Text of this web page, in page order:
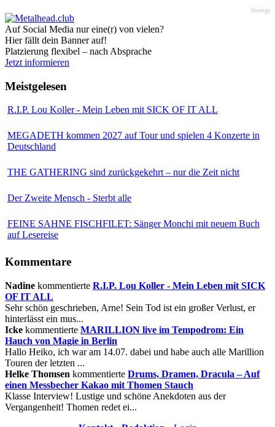
Anzeige
Auf Social Media nur eine(r) von vielen?
Hier fällt dein Banner auf!
Platzierung flexibel – nach Absprache
Jetzt informieren
Meistgelesen
R.I.P. Lou Koller - Mein Leben mit SICK OF IT ALL
MEGADETH kommen 2027 auf Tour und spielen 4 Konzerte in
Deutschland
THE GATHERING sind zurückgekehrt – nur die Zeit nicht
Der Zweite Mensch - Sterbt alle
FEINE SAHNE FISCHFILET: Sänger Monchi mit neuem Buch
auf Lesereise
Kommentare
Nadine kommentierte R.I.P. Lou Koller - Mein Leben mit SICK
OF IT ALL
Sehr schön geschrieben, Arne! Sein Tod ist ein großer Verlust, er
hinterlässt ein mus...
Icke kommentierte MARILLION live im Tempodrom: Ein
Hauch von Magie in Berlin
Hallo Heiko, ich war am 14.07. dabei und habe auch alle Marillion
Touren der letzten ...
Helke Thomsen kommentierte Drums, Dramen, Dracula – Auf
einen Messbecher Kakao mit Thomen Stauch
Klasse Interview! Lustige und schöne Anekdoten aus der
Vergangenheit! Thomen redet ei...